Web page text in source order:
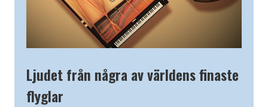
Ljudet från några av världens finaste
flyglar